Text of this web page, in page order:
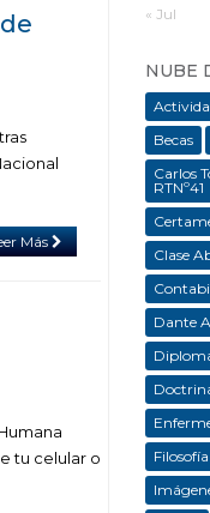
Más
tu celular o
« Jul
NUBE
Becas
Carlos
RTNº41
Clase
Dante
Filosofía